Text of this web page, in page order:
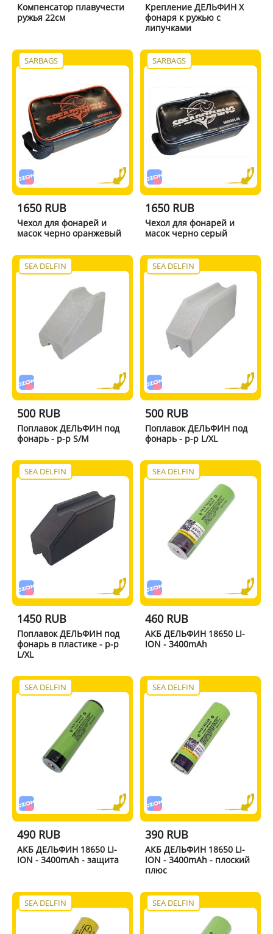
Компенсатор плавучести
ружья 22см
Крепление ДЕЛЬФИН X
фонаря к ружью с
липучками
SARBAGS
1650 RUB
Чехол для фонарей и
масок черно оранжевый
SARBAGS
1650 RUB
Чехол для фонарей и
масок черно серый
SEA DELFIN
500 RUB
Поплавок ДЕЛЬФИН под
фонарь - р-р S/M
SEA DELFIN
500 RUB
Поплавок ДЕЛЬФИН под
фонарь - р-р L/XL
SEA DELFIN
1450 RUB
Поплавок ДЕЛЬФИН под
фонарь в пластике - р-р
L/XL
SEA DELFIN
460 RUB
АКБ ДЕЛЬФИН 18650 LI-
ION - 3400mAh
SEA DELFIN
490 RUB
АКБ ДЕЛЬФИН 18650 LI-
ION - 3400mAh - защита
SEA DELFIN
390 RUB
АКБ ДЕЛЬФИН 18650 LI-
ION - 3400mAh - плоский
плюс
SEA DELFIN SEA DELFIN